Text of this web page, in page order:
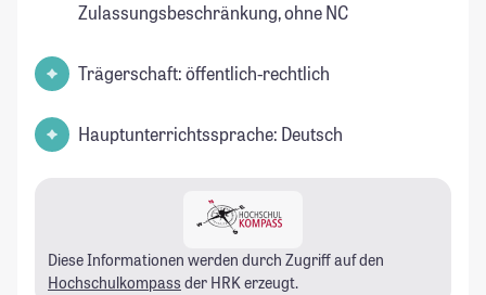
Zulassungsbeschränkung, ohne NC
Trägerschaft: öffentlich-rechtlich
Hauptunterrichtssprache: Deutsch
Diese Informationen werden durch Zugriff auf den
Hochschulkompass der HRK erzeugt.